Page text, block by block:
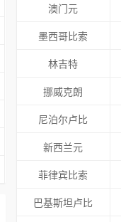
澳门元
墨西哥比索
林吉特
挪威克朗
尼泊尔卢比
新西兰元
菲律宾比索
巴基斯坦卢比